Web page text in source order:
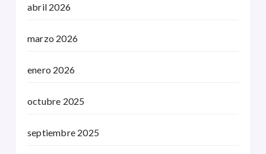
abril 2026
marzo 2026
enero 2026
octubre 2025
septiembre 2025